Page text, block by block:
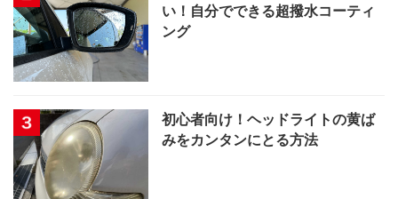
い！自分でできる超撥水コーティ
ング
初心者向け！ヘッドライトの黄ば
みをカンタンにとる方法